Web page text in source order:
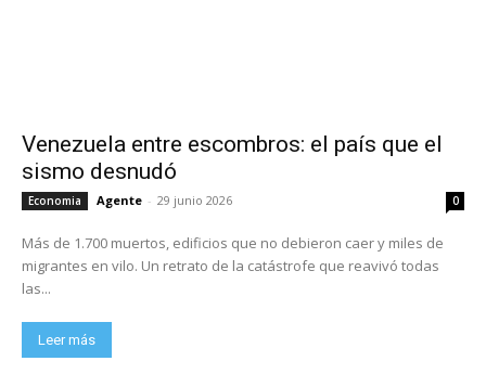
Venezuela entre escombros: el país que el
sismo desnudó
Economia Agente - 29 junio 2026 0
Más de 1.700 muertos, edificios que no debieron caer y miles de
migrantes en vilo. Un retrato de la catástrofe que reavivó todas
las...
Leer más